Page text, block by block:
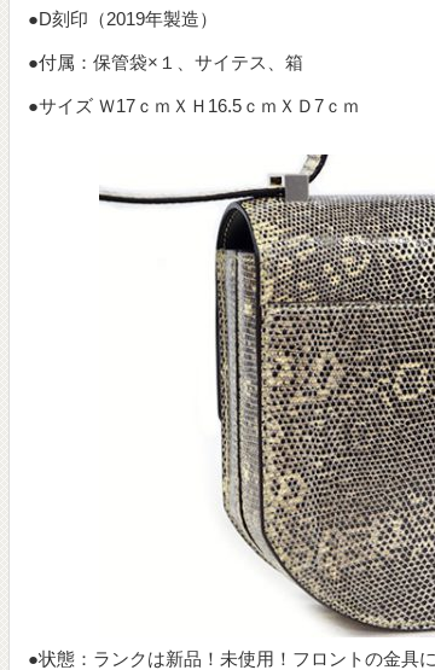
●D刻印（2019年製造）
●付属：保管袋×１、サイテス、箱
●サイズ Ｗ17ｃｍＸＨ16.5ｃｍＸＤ7ｃｍ
●状態：ランクは新品！未使用！フロントの金具